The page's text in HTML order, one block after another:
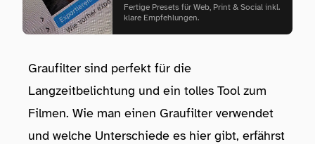
Fertige Presets für Web, Print & Social inkl.
klare Empfehlungen.
Graufilter sind perfekt für die
Langzeitbelichtung und ein tolles Tool zum
Filmen. Wie man einen Graufilter verwendet
und welche Unterschiede es hier gibt, erfährst